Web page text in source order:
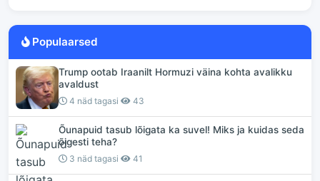
Populaarsed
Trump ootab Iraanilt Hormuzi väina kohta avalikku
avaldust
4 näd tagasi 43
Õunapuid tasub lõigata ka suvel! Miks ja kuidas seda
õigesti teha?
3 näd tagasi 41